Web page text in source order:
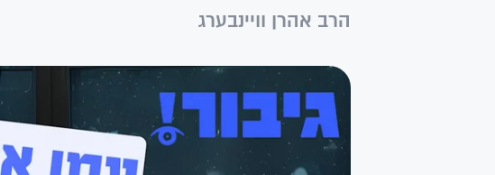
הרב אהרן וויינבערג